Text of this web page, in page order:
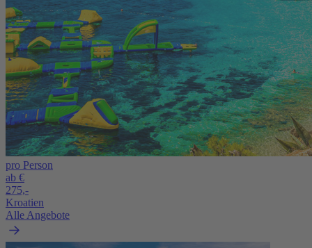
pro Person
ab €
275,-
Kroatien
Alle Angebote